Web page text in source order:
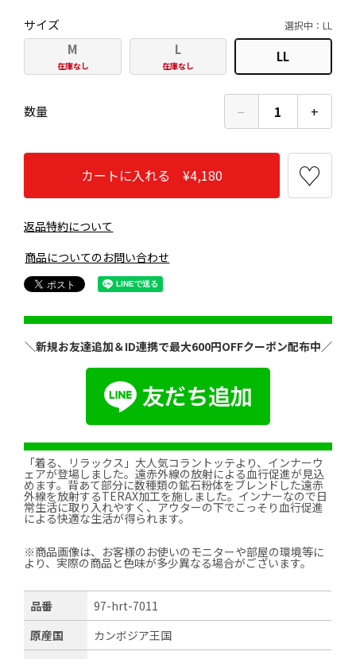
サイズ 選択中：LL
M
在庫なし
L
在庫なし
LL
数量 − 1 +
カートに入れる ¥4,180
返品特約について
商品についてのお問い合わせ
＼新規お友達追加＆ID連携で最大600円OFFクーポン配布中／
「着る、リラックス」大人気コラントッテより、インナーウ
ェアが登場しました。遠赤外線の放射による血行促進が見込
めます。背あて部分に数種類の鉱石粉体をブレンドした遠赤
外線を放射するTERAX加工を施しました。インナーなので日
常生活に取り入れやすく、アウターの下でこっそり血行促進
による快適な生活が得られます。
※商品画像は、お客様のお使いのモニターや部屋の環境等に
より、実際の商品と色味が多少異なる場合がございます。
品番
97-hrt-7011
原産国
カンボジア王国